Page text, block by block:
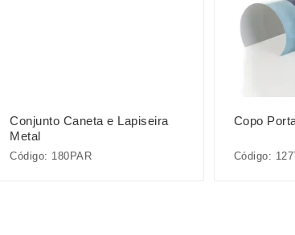
Conjunto Caneta e Lapiseira
Metal
Código: 180PAR
Copo
Código: